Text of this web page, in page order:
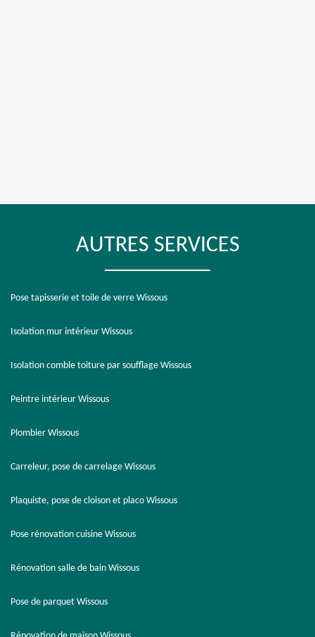
AUTRES SERVICES
Pose tapisserie et toile de verre Wissous
Isolation mur intérieur Wissous
Isolation comble toiture par soufflage Wissous
Peintre intérieur Wissous
Plombier Wissous
Carreleur, pose de carrelage Wissous
Plaquiste, pose de cloison et placo Wissous
Pose rénovation cuisine Wissous
Rénovation salle de bain Wissous
Pose de parquet Wissous